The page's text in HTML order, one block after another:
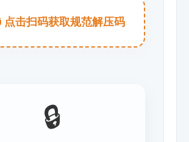
点击扫码获取规范解压码
🔒